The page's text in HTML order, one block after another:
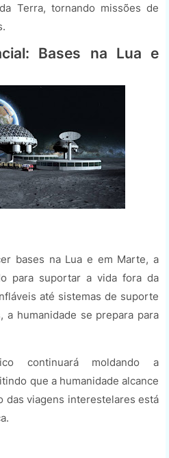
Terra, tornando missões de
Bases na Lua e
bases na Lua e em Marte, a
para suportar a vida fora da
até sistemas de suporte
a humanidade se prepara para
continuará moldando a
que a humanidade alcance
das viagens interestelares está